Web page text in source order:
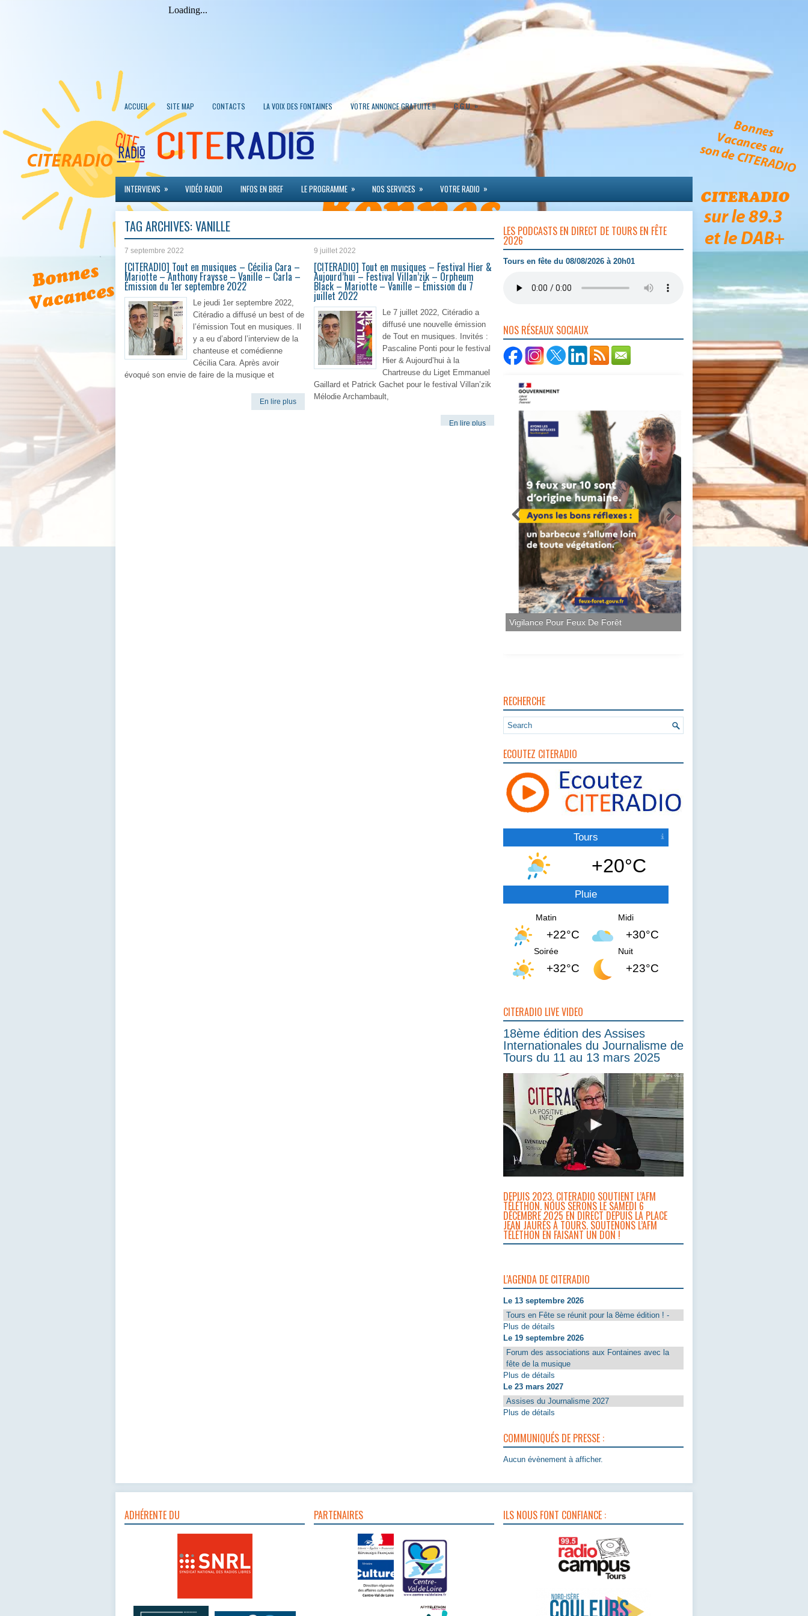
ACCUEIL SITE MAP CONTACTS LA VOIX DES FONTAINES VOTRE ANNONCE GRATUITE !! C.G.U. »
INTERVIEWS » VIDÉO RADIO INFOS EN BREF LE PROGRAMME » NOS SERVICES » VOTRE RADIO »
TAG ARCHIVES:VANILLE
7 septembre 2022
[CITERADIO] Tout en musiques – Cécilia Cara –
Mariotte – Anthony Fraysse – Vanille – Carla –
Émission du 1er septembre 2022
Le jeudi 1er septembre 2022,
Citéradio a diffusé un best of de
l’émission Tout en musiques. Il
y a eu d’abord l’interview de la
chanteuse et comédienne
Cécilia Cara. Après avoir
évoqué son envie de faire de la musique et
En lire plus
9 juillet 2022
[CITERADIO] Tout en musiques – Festival Hier &
Aujourd’hui – Festival Villan’zik – Orpheum
Black – Mariotte – Vanille – Émission du 7
juillet 2022
Le 7 juillet 2022, Citéradio a
diffusé une nouvelle émission
de Tout en musiques. Invités :
Pascaline Ponti pour le festival
Hier & Aujourd’hui à la
Chartreuse du Liget Emmanuel
Gaillard et Patrick Gachet pour le festival Villan’zik
Mélodie Archambault,
En lire plus
LES PODCASTS EN DIRECT DE TOURS EN FÊTE
2026
Tours en fête du 08/08/2026 à 20h01
NOS RÉSEAUX SOCIAUX
Vigilance Pour Feux De Forêt
RECHERCHE
ECOUTEZ CITERADIO
Tours
+20°C
Pluie
Matin
+22°C
Midi
+30°C
Soirée
+32°C
Nuit
+23°C
CITERADIO LIVE VIDEO
18ème édition des Assises
Internationales du Journalisme de
Tours du 11 au 13 mars 2025
DEPUIS 2023, CITERADIO SOUTIENT L’AFM
TÉLÉTHON. NOUS SERONS LE SAMEDI 6
DÉCEMBRE 2025 EN DIRECT DEPUIS LA PLACE
JEAN JAURÈS À TOURS. SOUTENONS L’AFM
TÉLÉTHON EN FAISANT UN DON !
L'AGENDA DE CITERADIO
Le 13 septembre 2026
Tours en Fête se réunit pour la 8ème édition ! -
Plus de détails
Le 19 septembre 2026
Forum des associations aux Fontaines avec la
fête de la musique
Plus de détails
Le 23 mars 2027
Assises du Journalisme 2027
Plus de détails
COMMUNIQUÉS DE PRESSE :
Aucun évènement à afficher.
ADHÉRENTE DU PARTENAIRES ILS NOUS FONT CONFIANCE :